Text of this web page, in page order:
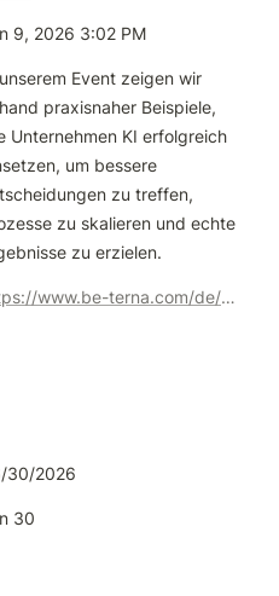
9, 2026 3:02 PM
Event zeigen wir
praxisnaher Beispiele,
Unternehmen KI erfolgreich
um bessere
zu treffen,
zu skalieren und echte
zu erzielen.
https://www.be-terna.com/de/events/ai-event-innsbruck
30/2026
30